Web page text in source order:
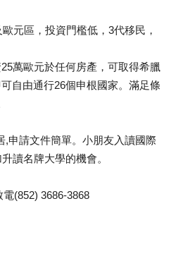
元區，投資門檻低，3代移民，
萬歐元於任何房產，可取得希臘
自由通行26個申根國家。滿足條
,申請文件簡單。小朋友入讀國際
讀名牌大學的機會。
(852) 3686-3868